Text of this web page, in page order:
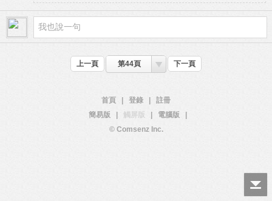
上一頁 第44頁 下一頁
首頁 登錄
註冊
簡易版
觸屏版 電腦版
© Comsenz Inc.